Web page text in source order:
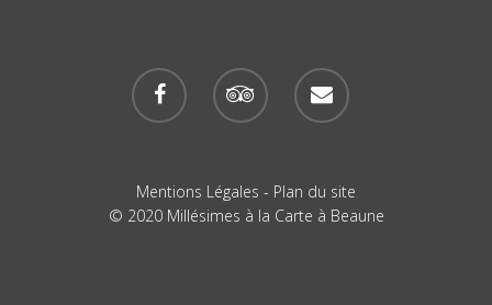
Mentions Légales - Plan du site
© 2020 Millésimes à la Carte à Beaune